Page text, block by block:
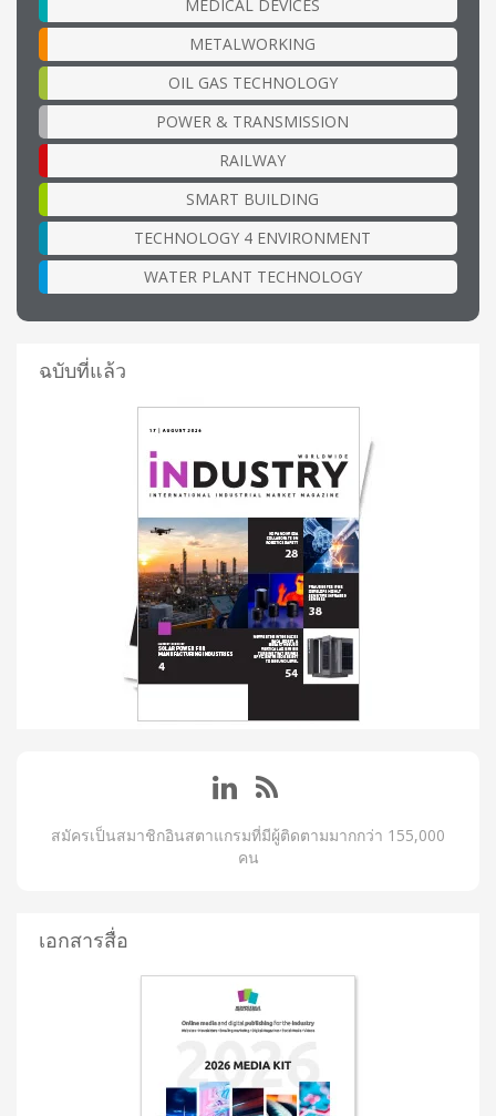
MEDICAL DEVICES
METALWORKING
OIL GAS TECHNOLOGY
POWER & TRANSMISSION
RAILWAY
SMART BUILDING
TECHNOLOGY 4 ENVIRONMENT
WATER PLANT TECHNOLOGY
ฉบับที่แล้ว
สมัครเป็นสมาชิกอินสตาแกรมที่มีผู้ติดตามมากกว่า 155,000
คน
เอกสารสื่อ